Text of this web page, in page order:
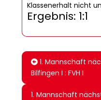
Klassenerhalt nicht
Ergebnis: 1:1
1. Mannschaft
Bilfingen I : FVH I
1. Mannschaft